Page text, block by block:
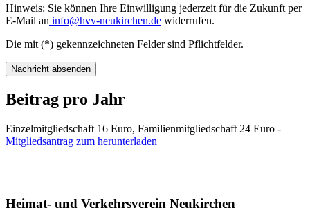
Hinweis: Sie können Ihre Einwilligung jederzeit für die Zukunft per
E-Mail an info@hvv-neukirchen.de widerrufen.
Die mit (*) gekennzeichneten Felder sind Pflichtfelder.
Nachricht absenden
Beitrag pro Jahr
Einzelmitgliedschaft 16 Euro, Familienmitgliedschaft 24 Euro -
Mitgliedsantrag zum herunterladen
Heimat- und Verkehrsverein Neukirchen